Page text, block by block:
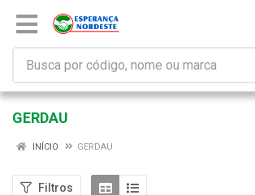
GERDAU
INÍCIO GERDAU
Filtros